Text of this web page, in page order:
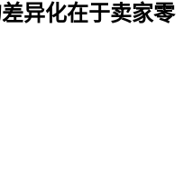
异化在于卖家零